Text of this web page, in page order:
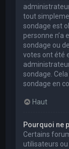
tout
sondage est
personne n’a
sondage ou
votes ont été
sondage.
sondage en
Haut
Pourquoi ne
Certains
utilisateurs ou